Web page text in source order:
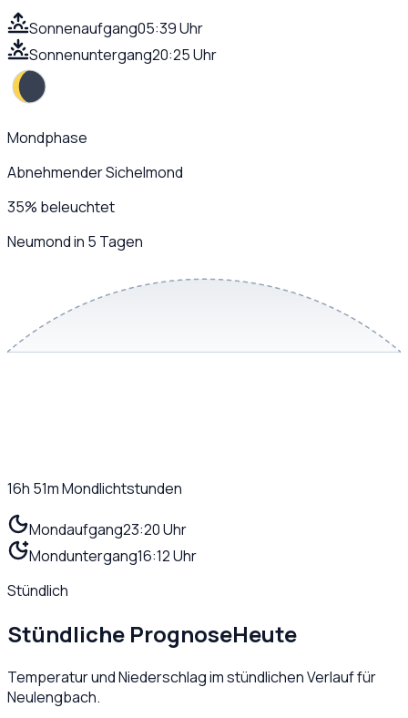
Sonnenaufgang05:39 Uhr
Sonnenuntergang20:25 Uhr
Mondphase
Abnehmender Sichelmond
35% beleuchtet
Neumond in 5 Tagen
16h 51mMondlichtstunden
Mondaufgang23:20 Uhr
Monduntergang16:12 Uhr
Stündlich
Stündliche PrognoseHeute
Temperatur und Niederschlag im stündlichen Verlauf für
Neulengbach.